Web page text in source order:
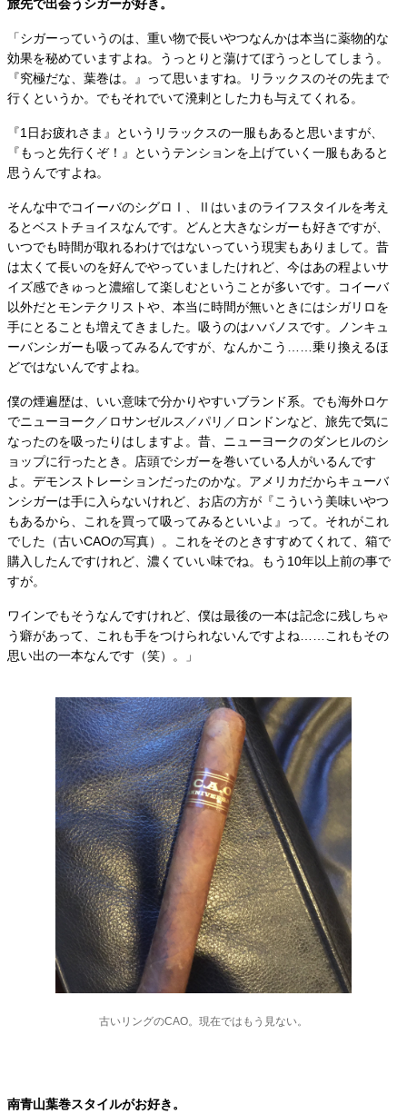
旅先で出会うシガーが好き。
「シガーっていうのは、重い物で長いやつなんかは本当に薬物的な
効果を秘めていますよね。うっとりと蕩けてぼうっとしてしまう。
『究極だな、葉巻は。』って思いますね。リラックスのその先まで
行くというか。でもそれでいて溌剌とした力も与えてくれる。
『1日お疲れさま』というリラックスの一服もあると思いますが、
『もっと先行くぞ！』というテンションを上げていく一服もあると
思うんですよね。
そんな中でコイーバのシグロⅠ、Ⅱはいまのライフスタイルを考え
るとベストチョイスなんです。どんと大きなシガーも好きですが、
いつでも時間が取れるわけではないっていう現実もありまして。昔
は太くて長いのを好んでやっていましたけれど、今はあの程よいサ
イズ感できゅっと濃縮して楽しむということが多いです。コイーバ
以外だとモンテクリストや、本当に時間が無いときにはシガリロを
手にとることも増えてきました。吸うのはハバノスです。ノンキュ
ーバンシガーも吸ってみるんですが、なんかこう……乗り換えるほ
どではないんですよね。
僕の煙遍歴は、いい意味で分かりやすいブランド系。でも海外ロケ
でニューヨーク／ロサンゼルス／パリ／ロンドンなど、旅先で気に
なったのを吸ったりはしますよ。昔、ニューヨークのダンヒルのシ
ョップに行ったとき。店頭でシガーを巻いている人がいるんです
よ。デモンストレーションだったのかな。アメリカだからキューバ
ンシガーは手に入らないけれど、お店の方が『こういう美味いやつ
もあるから、これを買って吸ってみるといいよ』って。それがこれ
でした（古いCAOの写真）。これをそのときすすめてくれて、箱で
購入したんですけれど、濃くていい味でね。もう10年以上前の事で
すが。
ワインでもそうなんですけれど、僕は最後の一本は記念に残しちゃ
う癖があって、これも手をつけられないんですよね……これもその
思い出の一本なんです（笑）。」
古いリングのCAO。現在ではもう見ない。
南青山葉巻スタイルがお好き。